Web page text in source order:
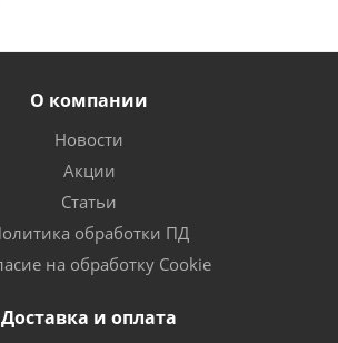
О компании
Новости
Акции
Статьи
обработки ПД
на обработку Cookie
Доставка и оплата